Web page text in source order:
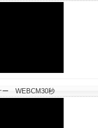
ー WEBCM30秒